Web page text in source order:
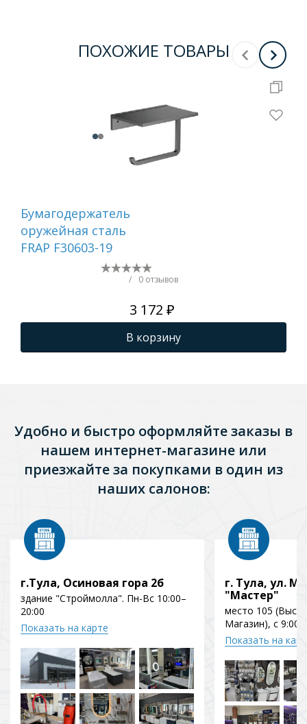
ПОХОЖИЕ ТОВАРЫ
Бумагодержатель
оружейная сталь
FRAP F30603-19
/ 0 отзывов
3 172 ₽
В корзину
Удобно и быстро оформляйте заказы в
нашем интернет-магазине или
приезжайте за покупками в один из
наших салонов:
г.Тула, Осиновая гора 2б
здание "Строймолла". Пн-Вс 10:00–
20:00
Показать на карте
г. Тула, ул.
"Мастер"
место 105
Магазин), с 9:00
Показать на